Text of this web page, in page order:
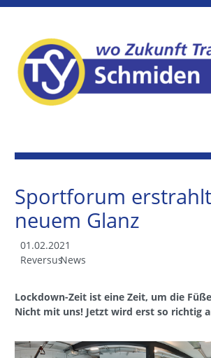
Sportforum
neuem Glanz
01.02.2021
ReversusNews
Lockdown-Zeit ist eine Zeit, um die
Nicht mit uns! Jetzt wird erst so richtig